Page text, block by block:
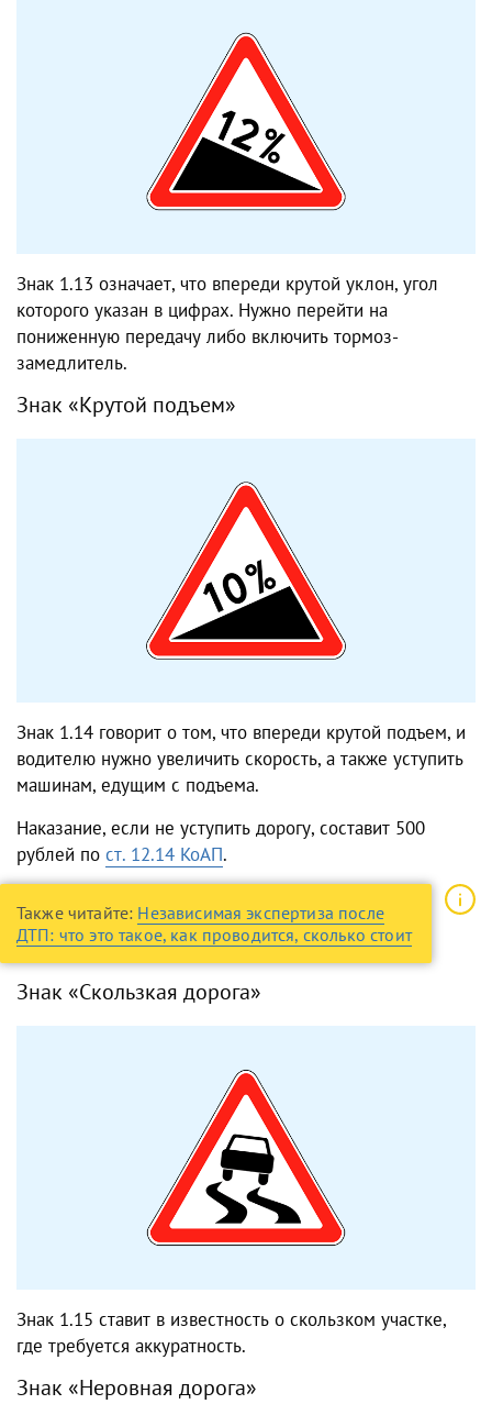
Знак 1.13 означает, что впереди крутой уклон, угол
которого указан в цифрах. Нужно перейти на
пониженную передачу либо включить тормоз-
замедлитель.
Знак «Крутой подъем»
Знак 1.14 говорит о том, что впереди крутой подъем, и
водителю нужно увеличить скорость, а также уступить
машинам, едущим с подъема.
Наказание, если не уступить дорогу, составит 500
рублей по ст. 12.14 КоАП.
Также читайте: Независимая экспертиза после
ДТП: что это такое, как проводится, сколько стоит
Знак «Скользкая дорога»
Знак 1.15 ставит в известность о скользком участке,
где требуется аккуратность.
Знак «Неровная дорога»